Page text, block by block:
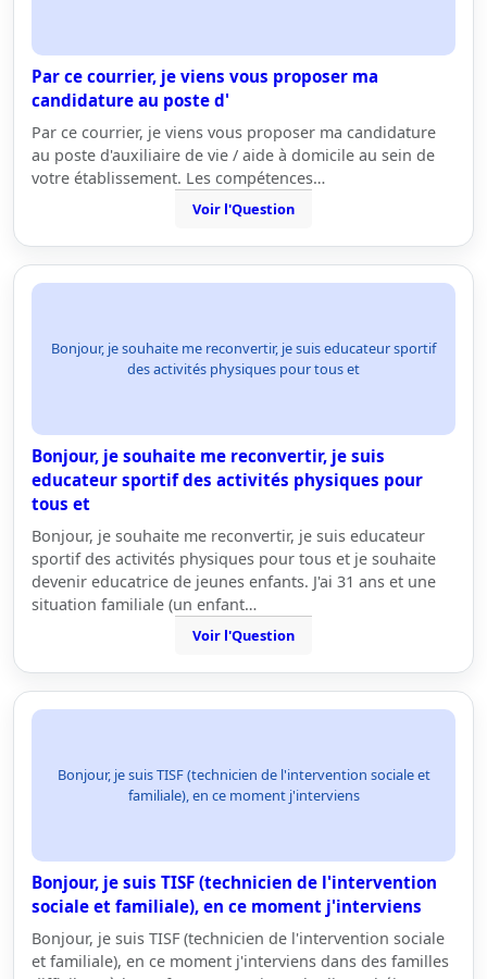
Par ce courrier, je viens vous proposer ma
candidature au poste d'
Par ce courrier, je viens vous proposer ma candidature
au poste d'auxiliaire de vie / aide à domicile au sein de
votre établissement. Les compétences…
Voir l'Question
Bonjour, je souhaite me reconvertir, je suis educateur sportif
des activités physiques pour tous et
Bonjour, je souhaite me reconvertir, je suis
educateur sportif des activités physiques pour
tous et
Bonjour, je souhaite me reconvertir, je suis educateur
sportif des activités physiques pour tous et je souhaite
devenir educatrice de jeunes enfants. J'ai 31 ans et une
situation familiale (un enfant…
Voir l'Question
Bonjour, je suis TISF (technicien de l'intervention sociale et
familiale), en ce moment j'interviens
Bonjour, je suis TISF (technicien de l'intervention
sociale et familiale), en ce moment j'interviens
Bonjour, je suis TISF (technicien de l'intervention sociale
et familiale), en ce moment j'interviens dans des familles